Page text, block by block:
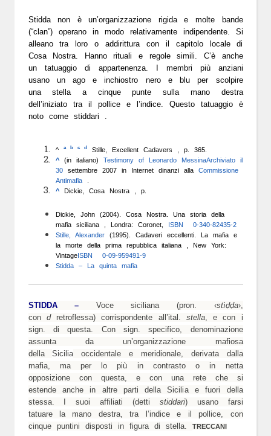
Stidda non è un’organizzazione rigida e molte bande
(“clan”) operano in modo relativamente indipendente. Si
alleano tra loro o addirittura con il capitolo locale di
Cosa Nostra. Hanno rituali e regole simili. C’è anche
un tatuaggio di appartenenza. I membri più anziani
usano un ago e inchiostro nero e blu per scolpire
una stella a cinque punte sulla mano destra
dell’iniziato tra il pollice e l’indice. Questo tatuaggio è
noto come stiddari .
^ a b c d
Stille, Excellent Cadavers , p. 365.
^
(in italiano) Testimony of Leonardo MessinaArchiviato il
30settembre 2007 in Internetdinanzi allaCommissione
Antimafia.
^
Dickie, Cosa Nostra , p.
Dickie, John (2004). Cosa Nostra. Una storia della
mafia siciliana , Londra: Coronet,
ISBN
0-340-82435-2
Stille, Alexander(1995). Cadaveri eccellenti. La mafia e
la morte della prima repubblica italiana , New York:
VintageISBN
0-09-959491-9
Stidda – La quinta mafia
STIDDA – Voce siciliana (pron. ‹stìḍḍa›,
con dretroflessa) corrispondente all’ital. stella, e con i
sign. di questa. Con sign. specifico, denominazione
assunta da un’organizzazione mafiosa
dellaSicilia occidentale e meridionale, derivata dalla
mafia, ma per lo più in contrasto o in netta
opposizione con questa, e con una rete che si
estende anche in altre parti della Sicilia e fuori della
stessa. I suoi affiliati (detti stiddari) usano farsi
tatuare la mano destra, tra l’indice e il pollice, con
cinque puntini disposti in figura di stella.
TRECCANI